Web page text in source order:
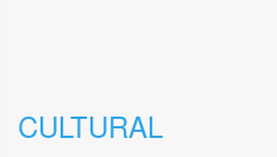
CULTURAL